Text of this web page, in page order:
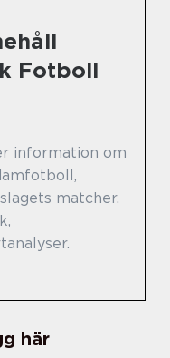
Fotboll
information om
matcher.
här